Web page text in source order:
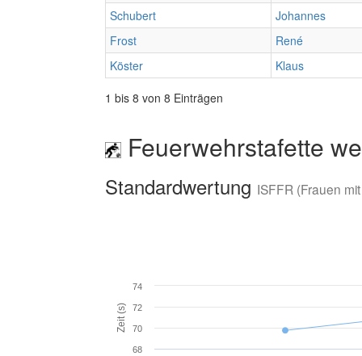
Schubert
Johannes
Frost
René
Köster
Klaus
1 bis 8 von 8 Einträgen
Feuerwehrstafette
Standardwertung ISFFR (Frauen
Zeit (s)
68
70
72
74